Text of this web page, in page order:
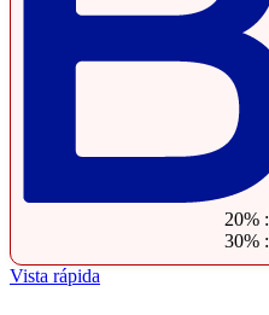
20% :
30% :
Vista rápida